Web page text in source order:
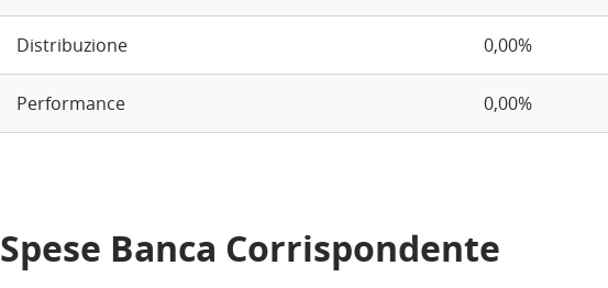
Distribuzione 0,00%
Performance 0,00%
Spese Banca Corrispondente